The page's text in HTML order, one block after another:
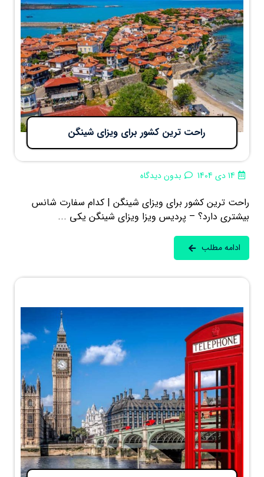
راحت ترین کشور برای ویزای شینگن
14 دی 1404 بدون دیدگاه
راحت ترین کشور برای ویزای شینگن | کدام سفارت شانس
بیشتری دارد؟ – پردیس ویزا ویزای شینگن یکی ...
ادامه مطلب